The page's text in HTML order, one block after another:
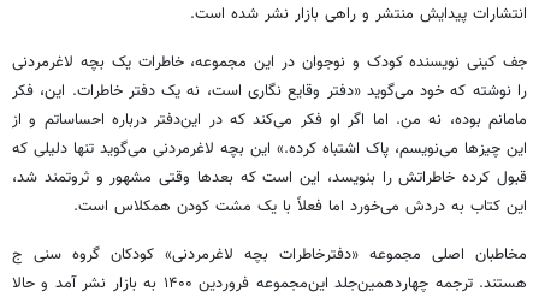
انتشارات پیدایش منتشر و راهی بازار نشر شده است.
جف کینی نویسنده کودک و نوجوان در این مجموعه، خاطرات یک بچه لاغرمردنی
را نوشته که خود می‌گوید «دفتر وقایع نگاری است، نه یک دفتر خاطرات. این، فکر
مامانم بوده، نه من. اما اگر او فکر می‌کند که در این‌دفتر درباره احساساتم و از
این چیزها می‌نویسم، پاک اشتباه کرده.» این بچه لاغرمردنی می‌گوید تنها دلیلی که
قبول کرده خاطراتش را بنویسد، این است که بعدها وقتی مشهور و ثروتمند شد،
این کتاب به دردش می‌خورد اما فعلاً با یک مشت کودن همکلاس است.
مخاطبان اصلی مجموعه «دفترخاطرات بچه لاغرمردنی» کودکان گروه سنی ج
هستند. ترجمه چهاردهمین‌جلد این‌مجموعه فروردین ۱۴۰۰ به بازار نشر آمد و حالا